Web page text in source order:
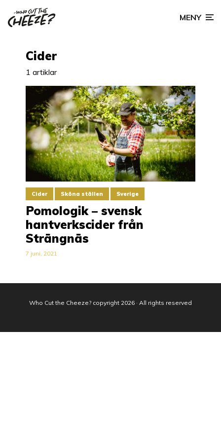
MENY
Cider
1 artiklar
Cider Sköna ställen Sverige
Pomologik – svensk
hantverkscider från
Strängnäs
7 juni, 2021
Who Cut the Cheeze? copyright 2026 · All rights reserved